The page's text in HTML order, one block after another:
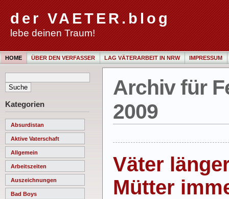
der VAETER.blog
lebe deinen Traum!
HOME ÜBER DEN VERFASSER LAG VÄTERARBEIT IN NRW IMPRESSUM
Kategorien
Absurdistan
Aktive Vaterschaft
Allgemein
Arbeitszeiten
Auszeichnungen
Bad Boys
Archiv für
2009
Väter
Mütter